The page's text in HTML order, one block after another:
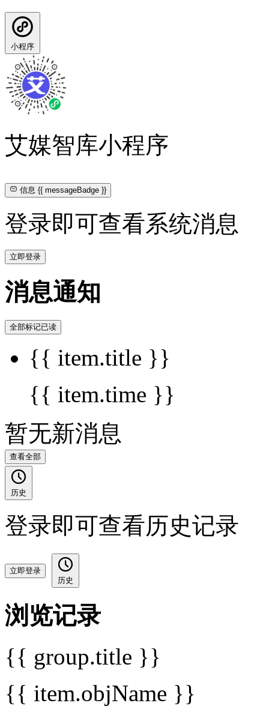
小程序
艾媒智库小程序
信息{{ messageBadge }}
登录即可查看系统消息
立即登录
消息通知
全部标记已读
{{ item.title }}
{{ item.time }}
暂无新消息
查看全部
历史
登录即可查看历史记录
立即登录
历史
浏览记录
{{ group.title }}
{{ item.objName }}